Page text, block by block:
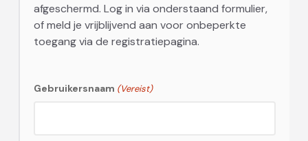
afgeschermd. Log in via onderstaand formulier,
of meld je vrijblijvend aan voor onbeperkte
toegang via de registratiepagina.
Gebruikersnaam (Vereist)